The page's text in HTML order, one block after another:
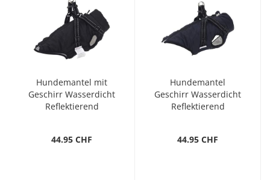
Hundemantel mit
Geschirr Wasserdicht
Reflektierend
44.95 CHF
Hundemantel
Geschirr Wasserdicht
Reflektierend
44.95 CHF